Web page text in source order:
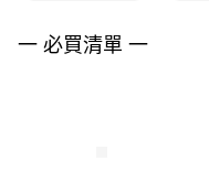
４．使用「AFTEE先享後付」
一 必買清單 一